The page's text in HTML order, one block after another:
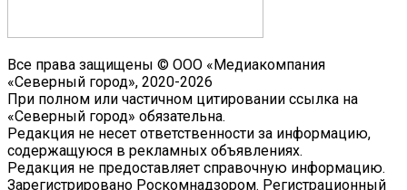
Все права защищены © ООО «Медиакомпания
«Северный город», 2020-2026
При полном или частичном цитировании ссылка на
«Северный город» обязательна.
Редакция не несет ответственности за информацию,
содержащуюся в рекламных объявлениях.
Редакция не предоставляет справочную информацию.
Зарегистрировано Роскомнадзором. Регистрационный